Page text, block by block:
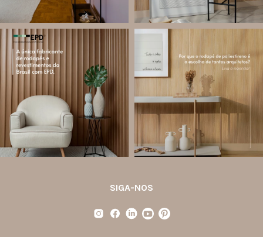
Você sabe o que é EPD?
A Declaração Ambiental de Produto
(Environmental Product Declaration) é
um documento internacional que
Jul 21
35 1
Os rodapés de poliestireno
conquistaram espaço na arquitetura
porque unem estética, praticidade e
desempenho em um único produto.
Diferente
SIGA-NOS